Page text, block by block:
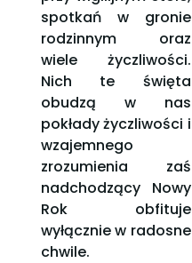
spotkań w gronie
rodzinnym oraz
wiele życzliwości.
Nich te święta
obudzą w nas
pokłady życzliwości i
wzajemnego
zrozumienia zaś
nadchodzący Nowy
Rok obfituje
wyłącznie w radosne
chwile.